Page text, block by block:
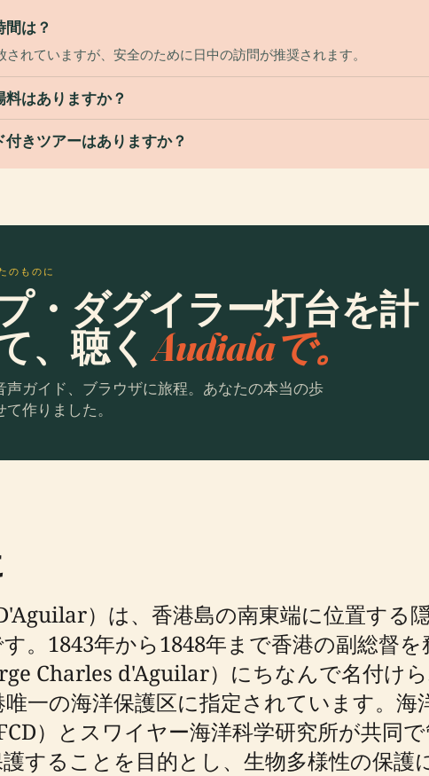
は？
されていますが、安全のために日中の訪問が推奨されます。
はありますか？
きツアーはありますか？
のものに
・ダグイラー灯台を計
、聴くAudialaで。
声ガイド、ブラウザに旅程。あなたの本当の歩
作りました。
）は、香港島の南東端に位置する
。1843年から1848年まで香港の副総督
Charles d'Aguilar）にちなんで名付け
唯一の海洋保護区に指定されています。
）とスワイヤー海洋科学研究所が共同
することを目的とし、生物多様性の保護